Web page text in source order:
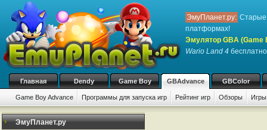
ЭмуПланет.ру: Старые
платформах!
Эмулятор GBA (Game
Wario Land 4
Главная Dendy Game Boy GBAdvance GBColor
Game Boy Advance Программы для запуска игр Рейтинг игр Обзоры
ЭмуПланет.ру